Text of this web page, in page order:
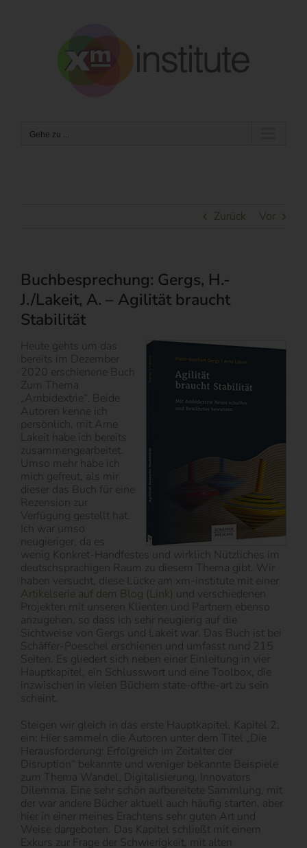
Gehe zu ...
Zurück Vor
Buchbesprechung: Gergs, H.-
J./Lakeit, A. – Agilität braucht
Stabilität
Heute gehts um das
bereits im Dezember
2020 erschienene Buch
Zum Thema
„Ambidextrie“. Beide
Autoren kenne ich
persönlich, mit Arne
Lakeit habe ich bereits
zusammengearbeitet.
Umso mehr habe ich
mich gefreut, als mir
dieser das Buch für eine
Rezension zur
Verfügung gestellt hat.
Ich war umso
neugieriger, da es
wenig Konkret-Handfestes und wirklich Nützliches im
deutschsprachigen Raum zu diesem Thema gibt. Wir
haben versucht, diese Lücke am xm-institute mit einer
Artikelserie auf dem Blog (Link) und verschiedenen
Projekten mit unseren Klienten und Partnern ebenso
anzugehen, so dass ich sehr neugierig auf die
Sichtweise von Gergs und Lakeit war. Das Buch ist bei
Schäffer-Poeschel erschienen und umfasst rund 215
Seiten. Es gliedert sich neben einer Einleitung in vier
Hauptkapitel, ein Schlusswort und eine Toolbox, die
inzwischen in vielen Büchern state-ofthe-art zu sein
scheint.
Steigen wir gleich in das erste Hauptkapitel, Kapitel 2,
ein: Hier sammeln die Autoren unter dem Titel „Die
Herausforderung: Erfolgreich im Zeitalter der
Disruption“ bekannte und weniger bekannte Beispiele
zum Thema Wandel, Digitalisierung, Innovators
Dilemma. Eine sehr schön aufbereitete Sammlung, mit
der war andere Bücher aktuell auch häufig starten, aber
hier in einer meines Erachtens sehr guten Art und
Weise dargeboten. Das Kapitel schließt mit einem
Exkurs zur Frage der Schwierigkeit, mit alten